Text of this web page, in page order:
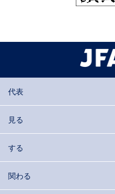
代表
見る
する
関わる